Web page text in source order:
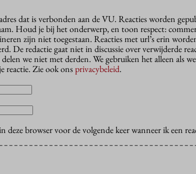
dat is verbonden aan de VU. Reacties worden
Houd je bij het onderwerp, en toon respect:
zijn niet toegestaan. Reacties met url’s erin
De redactie gaat niet in discussie over verwijderde
we niet met derden. We gebruiken het alleen als
reactie. Zie ook onsprivacybeleid.
deze browser voor de volgende keer wanneer ik een